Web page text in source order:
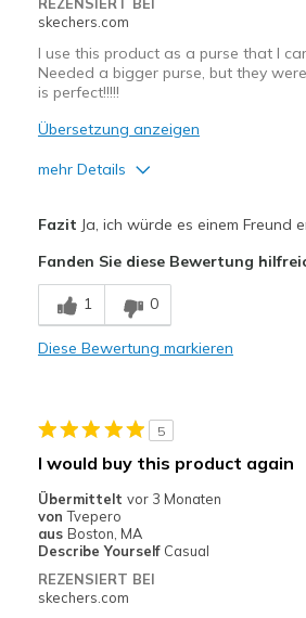
skechers.com
I use this product as a purse that I
Needed a bigger purse, but they
is perfect!!!!!
Übersetzung anzeigen
mehr Details
Breathe Well
Comfortable
Geeignete Verwendung
Width
Sizing
Feels true to size
Fazit Ja, ich würde es einem Freund
Fanden Sie diese Bewertung
1 0
Diese Bewertung markieren
5
I would buy this product again
Übermittelt vor 3 Monaten
von Tvepero
aus Boston, MA
Describe Yourself Casual
REZENSIERT BEI
skechers.com